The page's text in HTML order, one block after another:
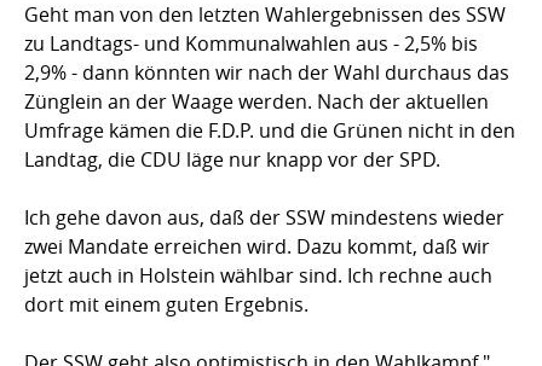
Geht man von den letzten Wahlergebnissen des SSW
zu Landtags- und Kommunalwahlen aus - 2,5% bis
2,9% - dann könnten wir nach der Wahl durchaus das
Zünglein an der Waage werden. Nach der aktuellen
Umfrage kämen die F.D.P. und die Grünen nicht in den
Landtag, die CDU läge nur knapp vor der SPD.
Ich gehe davon aus, daß der SSW mindestens wieder
zwei Mandate erreichen wird. Dazu kommt, daß wir
jetzt auch in Holstein wählbar sind. Ich rechne auch
dort mit einem guten Ergebnis.